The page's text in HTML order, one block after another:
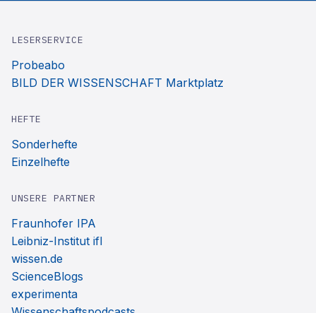
LESERSERVICE
Probeabo
BILD DER WISSENSCHAFT Marktplatz
HEFTE
Sonderhefte
Einzelhefte
UNSERE PARTNER
Fraunhofer IPA
Leibniz-Institut ifl
wissen.de
ScienceBlogs
experimenta